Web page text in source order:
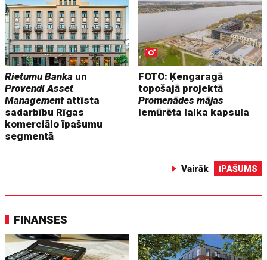
Rietumu Banka un
Provendi Asset
Management attīsta
sadarbību Rīgas
komerciālo īpašumu
segmentā
FOTO: Ķengaragā
topošajā projektā
Promenādes mājas
iemūrēta laika kapsula
Vairāk ĪPAŠUMS
FINANSES